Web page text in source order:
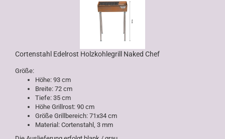
Cortenstahl Edelrost Holzkohlegrill Naked Chef
Größe:
Höhe: 93 cm
Breite: 72 cm
Tiefe: 35 cm
Höhe Grillrost: 90 cm
Größe Grillbereich: 71x34 cm
Material: Cortenstahl, 3 mm